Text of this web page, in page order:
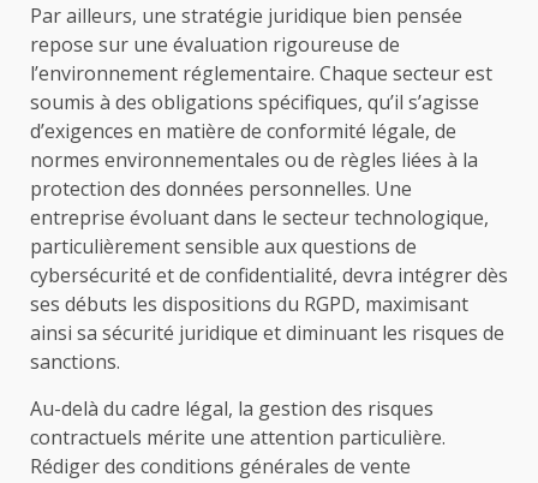
Par ailleurs, une stratégie juridique bien pensée
repose sur une évaluation rigoureuse de
l’environnement réglementaire. Chaque secteur est
soumis à des obligations spécifiques, qu’il s’agisse
d’exigences en matière de conformité légale, de
normes environnementales ou de règles liées à la
protection des données personnelles. Une
entreprise évoluant dans le secteur technologique,
particulièrement sensible aux questions de
cybersécurité et de confidentialité, devra intégrer dès
ses débuts les dispositions du RGPD, maximisant
ainsi sa sécurité juridique et diminuant les risques de
sanctions.
Au-delà du cadre légal, la gestion des risques
contractuels mérite une attention particulière.
Rédiger des conditions générales de vente